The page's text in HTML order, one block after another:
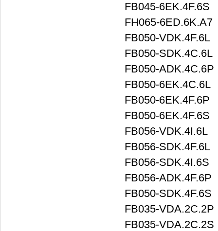
FB045-6EK.4F.6S
FH065-6ED.6K.A7
FB050-VDK.4F.6L
FB050-SDK.4C.6L
FB050-ADK.4C.6P
FB050-6EK.4C.6L
FB050-6EK.4F.6P
FB050-6EK.4F.6S
FB056-VDK.4I.6L
FB056-SDK.4F.6L
FB056-SDK.4I.6S
FB056-ADK.4F.6P
FB050-SDK.4F.6S
FB035-VDA.2C.2P
FB035-VDA.2C.2S